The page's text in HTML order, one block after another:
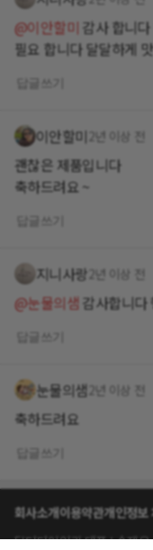
@이안할미 감사 합니
이안할미2년 이상 전
괜찮은 제품입니다
축하드려요 ~
지니사랑2년 이상 전
@눈물의샘 감사합니다
눈물의샘2년 이상 전
축하드려요
회사소개이용약관개인정보
닥터다이어리 대표 : 송제윤